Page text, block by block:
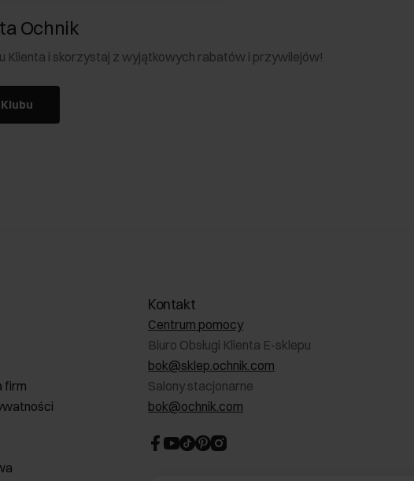
Ochnik
Klienta i skorzystaj z wyjątkowych rabatów i przywilejów!
Klubu
firm
Kontakt
Centrum pomocy
Biuro Obsługi Klienta E-sklepu
bok@sklep.ochnik.com
Salony stacjonarne
bok@ochnik.com